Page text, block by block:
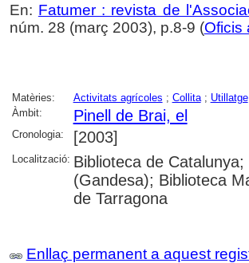
En: Fatumer : revista de
núm. 28 (març 2003), p.8-9 (Oficis
Matèries: Activitats agrícoles ; Collita; Utillatge
Àmbit:
Pinell de Brai, el
Cronologia: [2003]
Localització: Biblioteca de
(Gandesa); Biblioteca
de Tarragona
Enllaç permanent a aquest